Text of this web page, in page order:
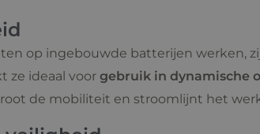
op ingebouwde batterijen werken,
ze ideaal voor gebruik in dynamische
de mobiliteit en stroomlijnt het